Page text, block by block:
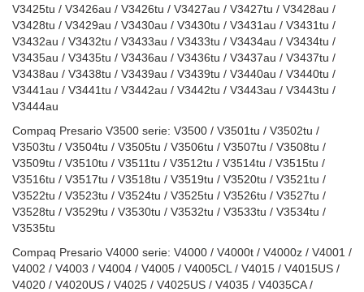
V3425tu / V3426au / V3426tu / V3427au / V3427tu / V3428au /
V3428tu / V3429au / V3430au / V3430tu / V3431au / V3431tu /
V3432au / V3432tu / V3433au / V3433tu / V3434au / V3434tu /
V3435au / V3435tu / V3436au / V3436tu / V3437au / V3437tu /
V3438au / V3438tu / V3439au / V3439tu / V3440au / V3440tu /
V3441au / V3441tu / V3442au / V3442tu / V3443au / V3443tu /
V3444au
Compaq Presario V3500 serie: V3500 / V3501tu / V3502tu /
V3503tu / V3504tu / V3505tu / V3506tu / V3507tu / V3508tu /
V3509tu / V3510tu / V3511tu / V3512tu / V3514tu / V3515tu /
V3516tu / V3517tu / V3518tu / V3519tu / V3520tu / V3521tu /
V3522tu / V3523tu / V3524tu / V3525tu / V3526tu / V3527tu /
V3528tu / V3529tu / V3530tu / V3532tu / V3533tu / V3534tu /
V3535tu
Compaq Presario V4000 serie: V4000 / V4000t / V4000z / V4001 /
V4002 / V4003 / V4004 / V4005 / V4005CL / V4015 / V4015US /
V4020 / V4020US / V4025 / V4025US / V4035 / V4035CA /